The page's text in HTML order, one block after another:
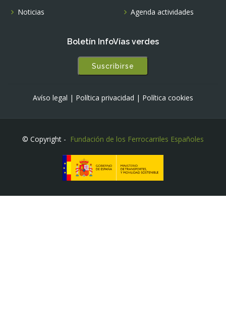
Noticias
Agenda actividades
Boletín InfoVías verdes
Suscribirse
Avíso legal | Política privacidad | Política cookies
© Copyright - Fundación de los Ferrocarriles Españoles